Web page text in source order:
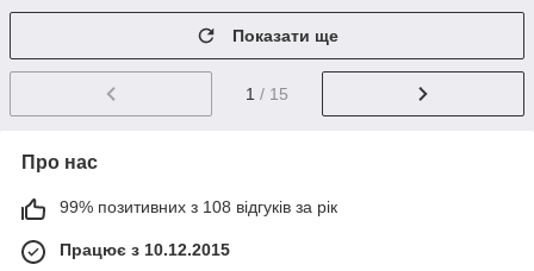
Показати ще
1 / 15
Про нас
99% позитивних з 108 відгуків за рік
Працює з 10.12.2015